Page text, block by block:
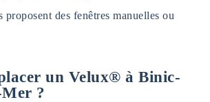
des fenêtres manuelles ou
un Velux® à Binic-
?